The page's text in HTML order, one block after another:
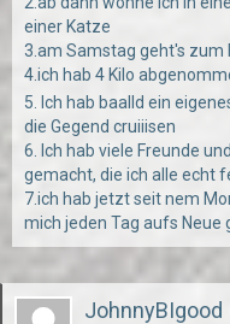
einer Katze
3.am Samstag geht's zum
4.ich hab 4 Kilo
5. Ich hab baalld ein
die Gegend cruiiisen
6. Ich hab viele Freunde
gemacht, die ich alle echt
7.ich hab jetzt seit nem
mich jeden Tag aufs Neue
JohnnyBIgood